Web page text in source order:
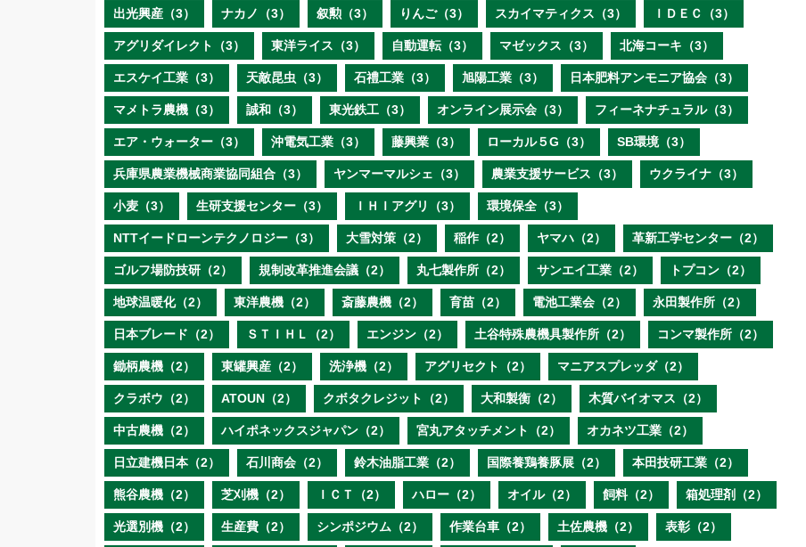
出光興産（3） ナカノ（3） 叙勲（3） りんご（3） スカイマティクス（3） ＩＤＥＣ（3）
アグリダイレクト（3） 東洋ライス（3） 自動運転（3） マゼックス（3） 北海コーキ（3）
エスケイ工業（3） 天敵昆虫（3） 石禮工業（3） 旭陽工業（3） 日本肥料アンモニア協会（3）
マメトラ農機（3） 誠和（3） 東光鉄工（3） オンライン展示会（3） フィーネナチュラル（3）
エア・ウォーター（3） 沖電気工業（3） 藤興業（3） ローカル５G（3） SB環境（3）
兵庫県農業機械商業協同組合（3） ヤンマーマルシェ（3） 農業支援サービス（3） ウクライナ（3）
小麦（3） 生研支援センター（3） ＩＨＩアグリ（3） 環境保全（3）
NTTイードローンテクノロジー（3） 大雪対策（2） 稲作（2） ヤマハ（2） 革新工学センター（2）
ゴルフ場防技研（2） 規制改革推進会議（2） 丸七製作所（2） サンエイ工業（2） トプコン（2）
地球温暖化（2） 東洋農機（2） 斎藤農機（2） 育苗（2） 電池工業会（2） 永田製作所（2）
日本ブレード（2） ＳＴＩＨＬ（2） エンジン（2） 土谷特殊農機具製作所（2） コンマ製作所（2）
鋤柄農機（2） 東罐興産（2） 洗浄機（2） アグリセクト（2） マニアスプレッダ（2）
クラボウ（2） ATOUN（2） クボタクレジット（2） 大和製衡（2） 木質バイオマス（2）
中古農機（2） ハイポネックスジャパン（2） 宮丸アタッチメント（2） オカネツ工業（2）
日立建機日本（2） 石川商会（2） 鈴木油脂工業（2） 国際養鶏養豚展（2） 本田技研工業（2）
熊谷農機（2） 芝刈機（2） ＩＣＴ（2） ハロー（2） オイル（2） 飼料（2） 箱処理剤（2）
光選別機（2） 生産費（2） シンポジウム（2） 作業台車（2） 土佐農機（2） 表彰（2）